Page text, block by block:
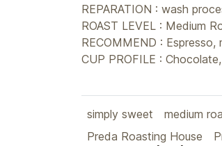
REPARATION : wash
ROAST LEVEL : Medium
RECOMMEND :
CUP PROFILE :
simply sweet medium
Preda Roasting House